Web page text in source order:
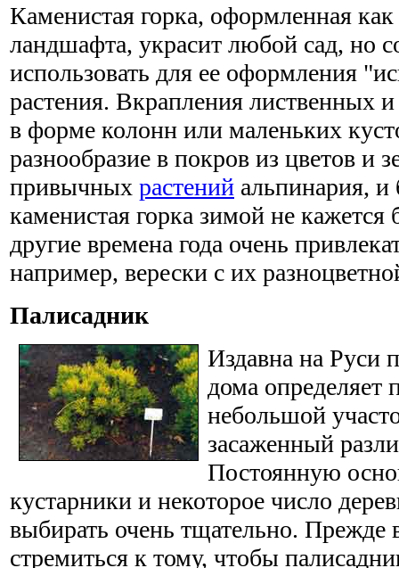
Каменистая горка, оформленная как
ландшафта, украсит любой сад, но
использовать для ее оформления
растения. Вкрапления лиственных
в форме колонн или маленьких
разнообразие в покров из цветов и
привычных растений альпинария, и
каменистая горка зимой не
другие времена года очень
например, верески с их
Палисадник
Издавна на Руси
дома определяет
небольшой
засаженный
Постоянную
кустарники и некоторое число
выбирать очень тщательно. Прежде
стремиться к тому, чтобы